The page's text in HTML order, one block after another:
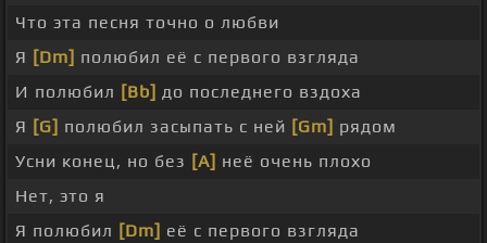
Что эта песня точно о любви
Я [Dm] полюбил её с первого взгляда
И полюбил [Bb] до последнего вздоха
Я [G] полюбил засыпать с ней [Gm] рядом
Усни конец, но без [A] неё очень плохо
Нет, это я
Я полюбил [Dm] её с первого взгляда